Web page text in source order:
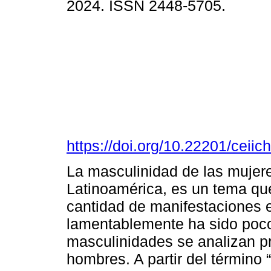
2024. ISSN 2448-5705.
https://doi.org/10.22201/
La masculinidad de las
Latinoamérica, es un tema
cantidad de manifestaciones
lamentablemente ha sido
masculinidades se analizan
hombres. A partir del término